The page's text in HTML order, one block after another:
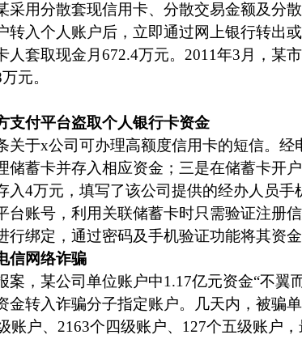
采用分散套现信用卡、分散交易金额及分
转入个人账户后，立即通过网上银行转出或
人套取现金月 672.4万元。 2011年3 月，某
万元。
支付平台盗取个人银行卡资金
关于x公司可办理高额度信用卡的短信。
储蓄卡并存入相应资金；三是在储蓄卡开
入4万元，填写了该公司提供的经办人员
台账号，利用关联储蓄卡时只需验证注册
行绑定，通过密码及手机验证功能将其资
信网络诈骗
案，某公司单位账户中1.17亿元资金“不翼
金转入诈骗分子指定账户。几天内，被骗
账户、 2163个四级账户、 127个五级账户